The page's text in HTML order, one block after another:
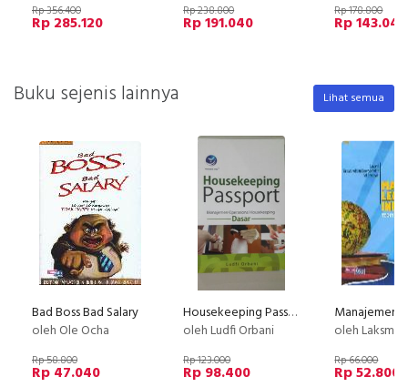
Rp 356.400
Rp 285.120
Rp 238.800
Rp 191.040
Rp 178.800
Rp 143.040
Buku sejenis lainnya Lihat semua
Bad Boss Bad Salary
oleh Ole Ocha
Rp 58.800
Rp 47.040
Housekeeping Passport, Manajemen Operasional Housekeeping Dasar
oleh Ludfi Orbani
Rp 123.000
Rp 98.400
oleh Laksmi/Tamara Adriani Sosetyo-
Rp 66.000
Rp 52.800